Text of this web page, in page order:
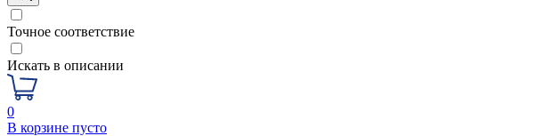
Точное соответствие
Искать в описании
0
В корзине пусто